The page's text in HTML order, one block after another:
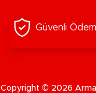
Güvenli
Copyright © 2026